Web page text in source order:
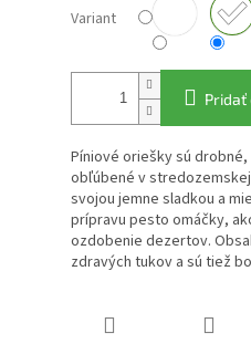
Variant
Pridať
Píniové oriešky sú
obľúbené v
svojou jemne sladkou a
prípravu pesto omáčky,
ozdobenie dezertov.
zdravých tukov a sú tiež